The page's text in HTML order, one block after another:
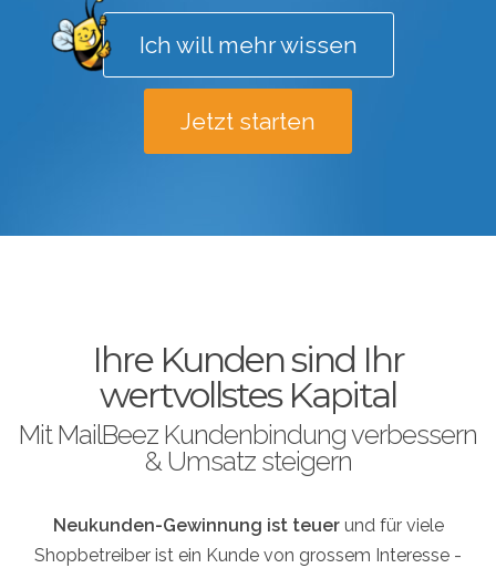
Ich will mehr wissen
Jetzt starten
Ihre Kunden sind Ihr
wertvollstes Kapital
Mit MailBeez Kundenbindung verbessern
& Umsatz steigern
Neukunden-Gewinnung ist teuerund für viele
Shopbetreiber ist ein Kunde von grossem Interesse -